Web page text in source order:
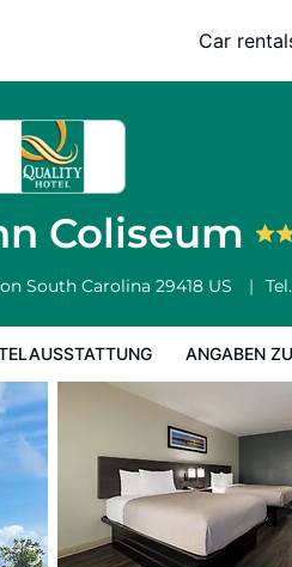
Car
Coliseum
South Carolina 29418 US Tel.
ANGABEN
Hotelrichtlinien